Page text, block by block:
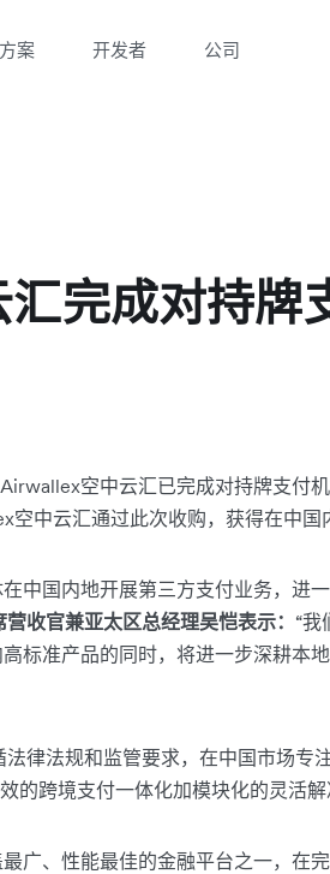
案 开发者 公司
完成对持牌
空中云汇已完成对持牌支付
空中云汇通过此次收购，获得在中国
中国内地开展第三方支付业务，进
收官兼亚太区总经理吴恺表示： “
标准产品的同时，将进一步深耕本
法律法规和监管要求，在中国市场专
的跨境支付一体化加模块化的灵活解
广、性能最佳的金融平台之一，在